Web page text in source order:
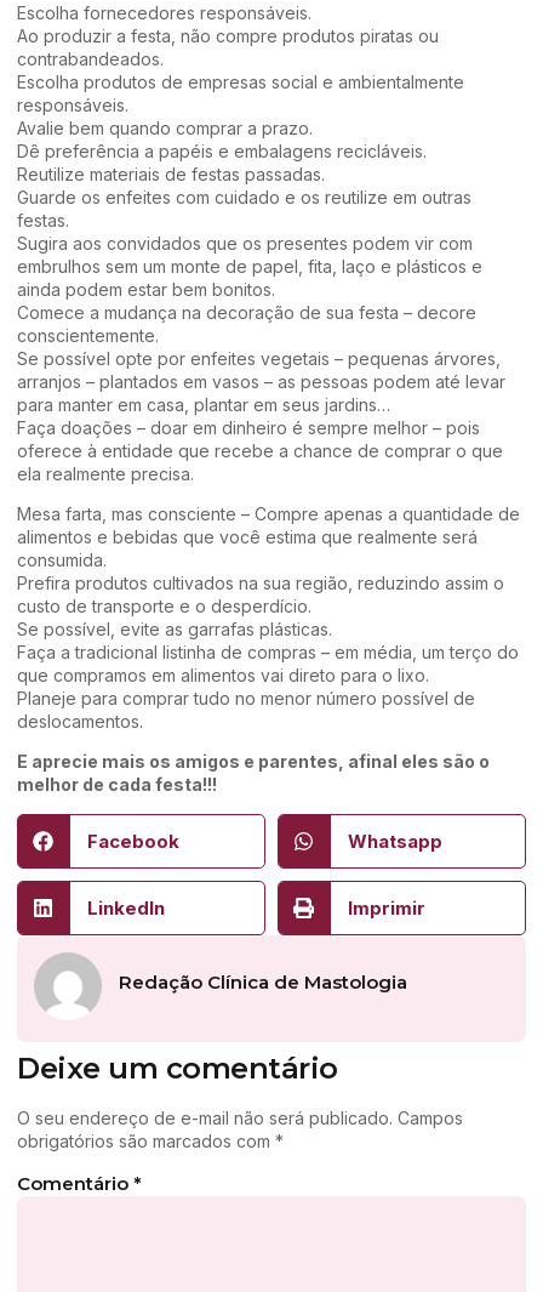
Escolha fornecedores responsáveis.
Ao produzir a festa, não compre produtos piratas ou
contrabandeados.
Escolha produtos de empresas social e ambientalmente
responsáveis.
Avalie bem quando comprar a prazo.
Dê preferência a papéis e embalagens recicláveis.
Reutilize materiais de festas passadas.
Guarde os enfeites com cuidado e os reutilize em outras
festas.
Sugira aos convidados que os presentes podem vir com
embrulhos sem um monte de papel, fita, laço e plásticos e
ainda podem estar bem bonitos.
Comece a mudança na decoração de sua festa – decore
conscientemente.
Se possível opte por enfeites vegetais – pequenas árvores,
arranjos – plantados em vasos – as pessoas podem até levar
para manter em casa, plantar em seus jardins…
Faça doações – doar em dinheiro é sempre melhor – pois
oferece à entidade que recebe a chance de comprar o que
ela realmente precisa.
Mesa farta, mas consciente – Compre apenas a quantidade de
alimentos e bebidas que você estima que realmente será
consumida.
Prefira produtos cultivados na sua região, reduzindo assim o
custo de transporte e o desperdício.
Se possível, evite as garrafas plásticas.
Faça a tradicional listinha de compras – em média, um terço do
que compramos em alimentos vai direto para o lixo.
Planeje para comprar tudo no menor número possível de
deslocamentos.
E aprecie mais os amigos e parentes, afinal eles são o
melhor de cada festa!!!
Facebook Whatsapp
LinkedIn Imprimir
Redação Clínica de Mastologia
Deixe um comentário
O seu endereço de e-mail não será publicado. Campos
obrigatórios são marcados com *
Comentário *